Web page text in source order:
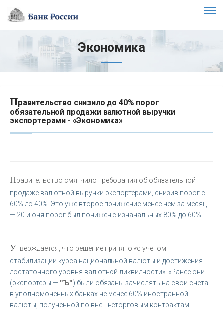
Экономика
Правительство снизило до 40% порог
обязательной продажи валютной выручки
экспортерами - «Экономика»
Правительство смягчило требования об обязательной
продаже валютной выручки экспортерами, снизив порог с
60% до 40%. Это уже второе понижение менее чем за месяц
— 20 июня порог был понижен с изначальных 80% до 60%.
Утверждается, что решение принято «с учетом
стабилизации курса национальной валюты и достижения
достаточного уровня валютной ликвидности». «Ранее они
(экспортеры.— "Ъ") были обязаны зачислять на свои счета
в уполномоченных банках не менее 60% иностранной
валюты, полученной по внешнеторговым контрактам.